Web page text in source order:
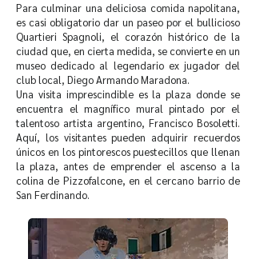
Para culminar una deliciosa comida napolitana,
es casi obligatorio dar un paseo por el bullicioso
Quartieri Spagnoli, el corazón histórico de la
ciudad que, en cierta medida, se convierte en un
museo dedicado al legendario ex jugador del
club local, Diego Armando Maradona.
Una visita imprescindible es la plaza donde se
encuentra el magnífico mural pintado por el
talentoso artista argentino, Francisco Bosoletti.
Aquí, los visitantes pueden adquirir recuerdos
únicos en los pintorescos puestecillos que llenan
la plaza, antes de emprender el ascenso a la
colina de Pizzofalcone, en el cercano barrio de
San Ferdinando.